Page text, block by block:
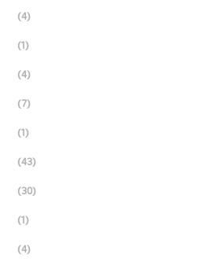
(4)
(1)
(4)
(7)
(1)
(43)
(30)
(1)
(4)